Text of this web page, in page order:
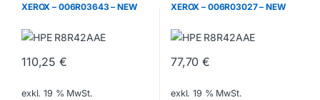
XEROX – 006R03643 – NEW
110,25€
exkl. 19 % MwSt.
XEROX – 006R03027 – NEW
77,70€
exkl. 19 % MwSt.